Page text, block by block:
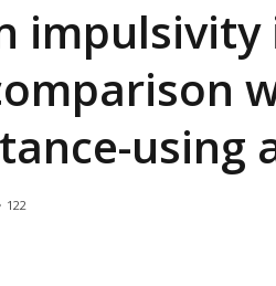
using
122